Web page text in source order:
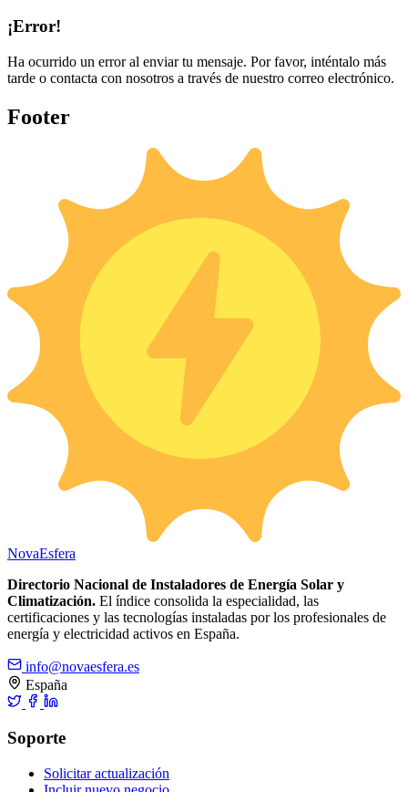
¡Error!
Ha ocurrido un error al enviar tu mensaje. Por favor, inténtalo más
tarde o contacta con nosotros a través de nuestro correo electrónico.
Footer
NovaEsfera
Directorio Nacional de Instaladores de Energía Solar y
Climatización. El índice consolida la especialidad, las
certificaciones y las tecnologías instaladas por los profesionales de
energía y electricidad activos en España.
info@novaesfera.es
España
Soporte
Solicitar actualización